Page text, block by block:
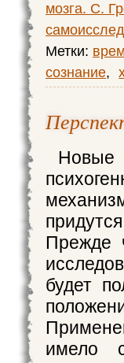
мозга. С.
Метки:
сознание,
Новые
Прежде
будет
имело